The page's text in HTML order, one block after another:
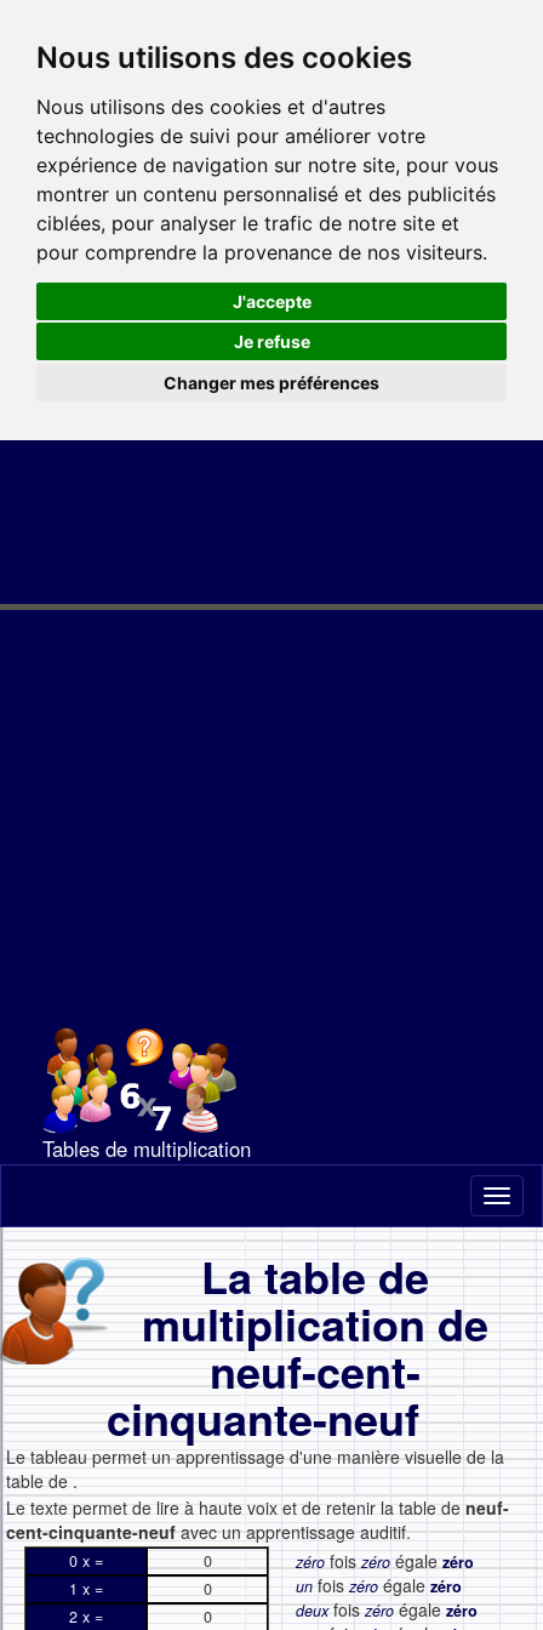
Nous utilisons des cookies
Nous utilisons des cookies et d'autres
technologies de suivi pour améliorer votre
expérience de navigation sur notre site, pour vous
montrer un contenu personnalisé et des publicités
ciblées, pour analyser le trafic de notre site et
pour comprendre la provenance de nos visiteurs.
J'accepte
Je refuse
Changer mes préférences
Tables de multiplication
La table de
multiplication de
neuf-cent-
cinquante-neuf
Le tableau permet un apprentissage d'une manière visuelle de la
table de .
Le texte permet de lire à haute voix et de retenir la table de neuf-
cent-cinquante-neufavec un apprentissage auditif.
0 x =
0
1 x =
0
2 x =
0
zérofoiszéroégalezéro
un foiszéro égale zéro
deuxfoiszéroégalezéro